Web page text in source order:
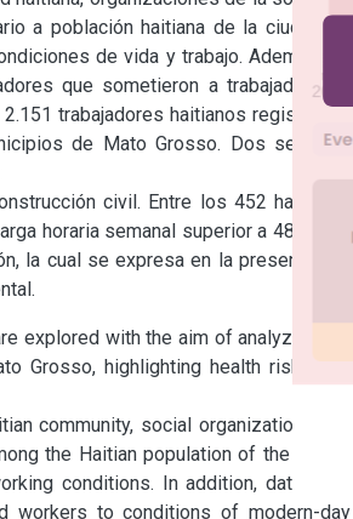
a población haitiana de la ciudad de
de vida y trabajo. Además, se
que sometieron a trabajadores a
trabajadores haitianos registrados
de Mato Grosso. Dos sectores
civil. Entre los 452 haitianos
horaria semanal superior a 48 horas.
la cual se expresa en la presencia de
explored with the aim of analyzing the
Grosso, highlighting health risks and
community, social organizations and
the Haitian population of the city of
conditions. In addition, data from
workers to conditions of modern-day